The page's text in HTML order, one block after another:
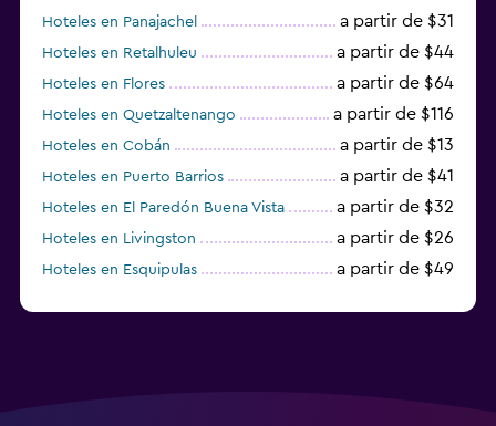
Hoteles en Panajachel a partir de $31
Hoteles en Retalhuleu a partir de $44
Hoteles en Flores a partir de $64
Hoteles en Quetzaltenango a partir de $116
Hoteles en Cobán a partir de $13
Hoteles en Puerto Barrios a partir de $41
Hoteles en El Paredón Buena Vista a partir de $32
Hoteles en Livingston a partir de $26
Hoteles en Esquipulas a partir de $49